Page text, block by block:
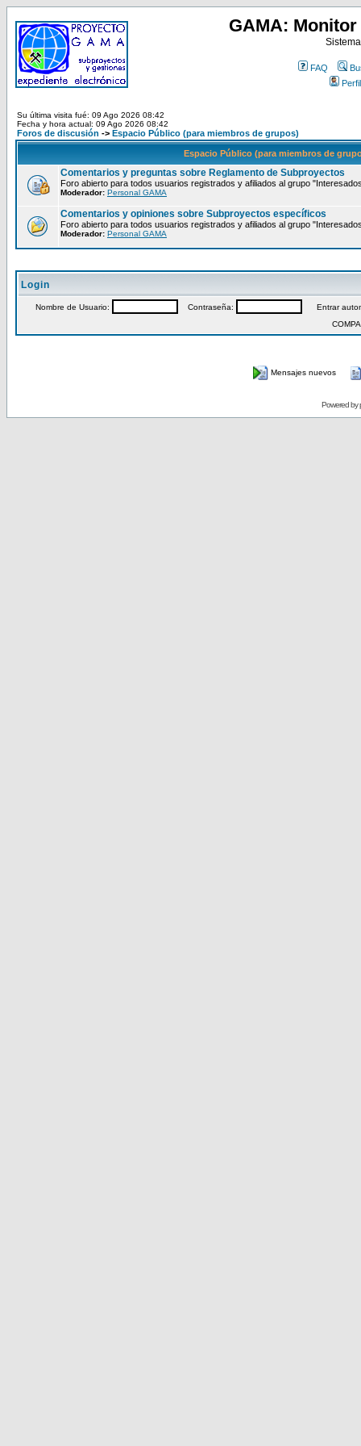
GAMA:
FAQ
Perfil
Su última visita fué: 09 Ago 2026 08:42
Fecha y hora actual: 09 Ago 2026 08:42
Foros de discusión -> Espacio Público (para miembros de grupos)
Espacio Público (para miembros de
Comentarios y preguntas sobre Reglamento de Subproyectos
Foro abierto para todos usuarios registrados y afiliados al grupo
Moderador: Personal GAMA
Comentarios y opiniones sobre Subproyectos específicos
Foro abierto para todos usuarios registrados y afiliados al grupo
Moderador: Personal GAMA
Login
Nombre de Usuario: Contraseña:
Entrar
Mensajes nuevos
Powered by